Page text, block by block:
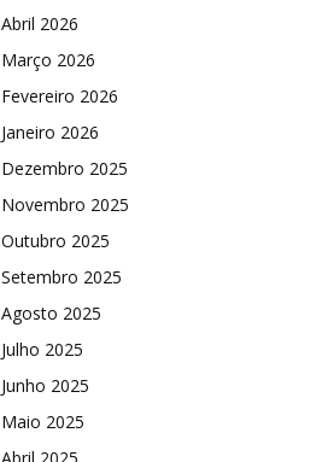
Abril 2026
Março 2026
Fevereiro 2026
Janeiro 2026
Dezembro 2025
Novembro 2025
Outubro 2025
Setembro 2025
Agosto 2025
Julho 2025
Junho 2025
Maio 2025